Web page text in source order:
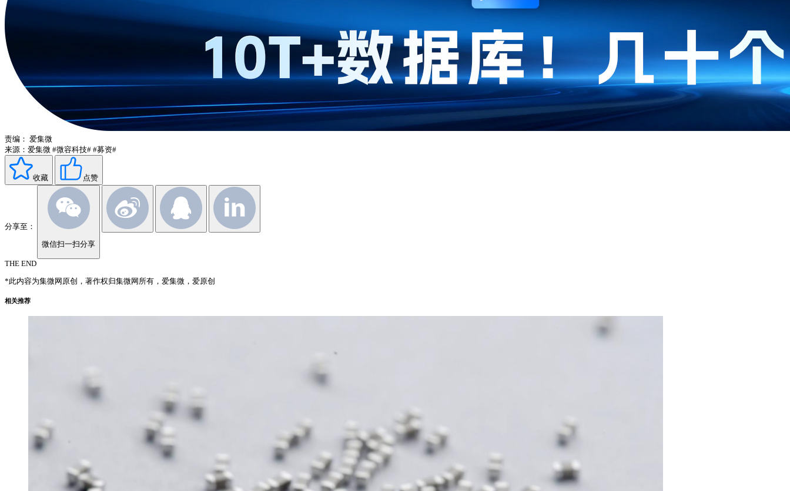
责编： 爱集微
来源：爱集微 #微容科技# #募资#
收藏 点赞
分享至：
微信扫一扫分享
THE END
*此内容为集微网原创，著作权归集微网所有，爱集微，爱原创
相关推荐